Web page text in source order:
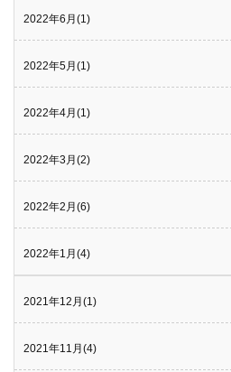
2022年6月(1)
2022年5月(1)
2022年4月(1)
2022年3月(2)
2022年2月(6)
2022年1月(4)
2021年12月(1)
2021年11月(4)